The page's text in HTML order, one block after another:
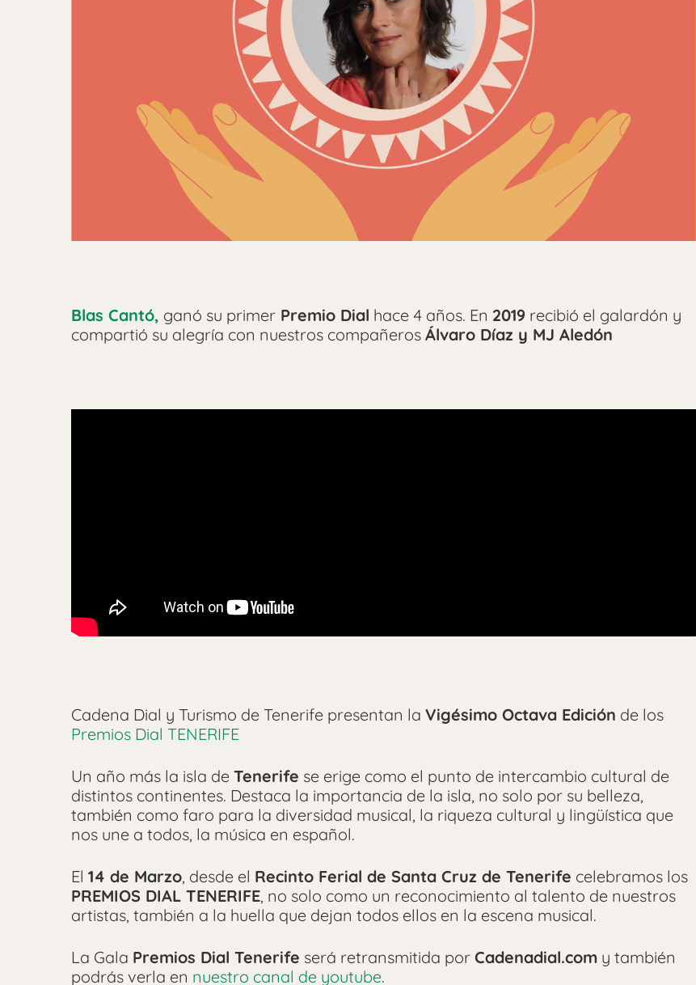
Blas Cantó, ganó su primer Premio Dial hace 4 años. En 2019 recibió el galardón y
compartió su alegría con nuestros compañeros Álvaro Díaz y MJ Aledón
Cadena Dial y Turismo de Tenerife presentan la Vigésimo Octava Edición de los
Premios Dial TENERIFE
Un año más la isla de Tenerife se erige como el punto de intercambio cultural de
distintos continentes. Destaca la importancia de la isla, no solo por su belleza,
también como faro para la diversidad musical, la riqueza cultural y lingüística que
nos une a todos, la música en español.
El 14 de Marzo, desde el Recinto Ferial de Santa Cruz de Tenerife celebramos los
PREMIOS DIAL TENERIFE, no solo como un reconocimiento al talento de nuestros
artistas, también a la huella que dejan todos ellos en la escena musical.
La Gala Premios Dial Tenerife será retransmitida por Cadenadial.com y también
podrás verla en nuestro canal de youtube.